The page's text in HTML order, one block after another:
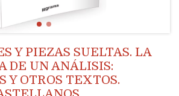
Y PIEZAS SUELTAS. LA
DE UN ANÁLISIS:
Y OTROS TEXTOS.